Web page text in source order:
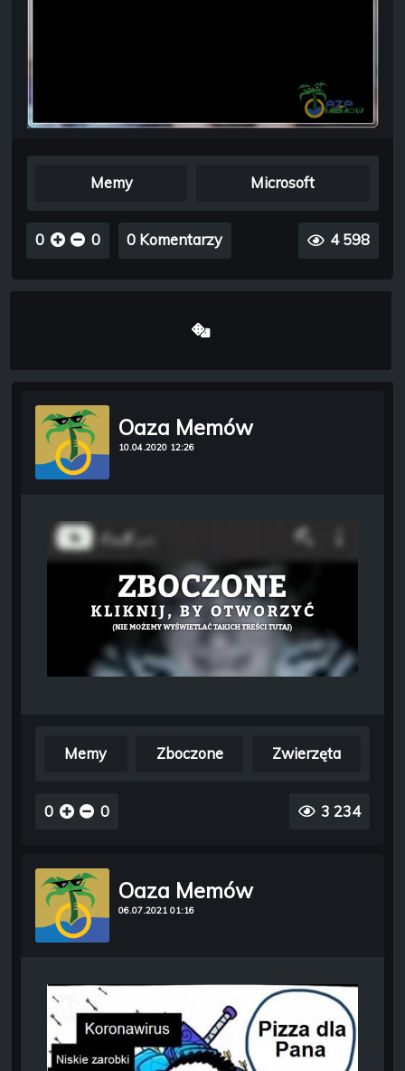
Memy Microsoft
0 0 0 Komentarzy 4 598
Oaza Memów
10.04.2020 12:26
Memy Zboczone Zwierzęta
0 0 3 234
Oaza Memów
06.07.2021 01:16